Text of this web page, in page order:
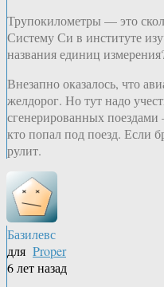
Трупокилометры — это
Систему Си в институте
названия единиц
Внезапно оказалось, что
желдорог. Но тут надо
сгенерированных
кто попал под поезд. Если
рулит.
Базилевс
для Proper
6 лет назад